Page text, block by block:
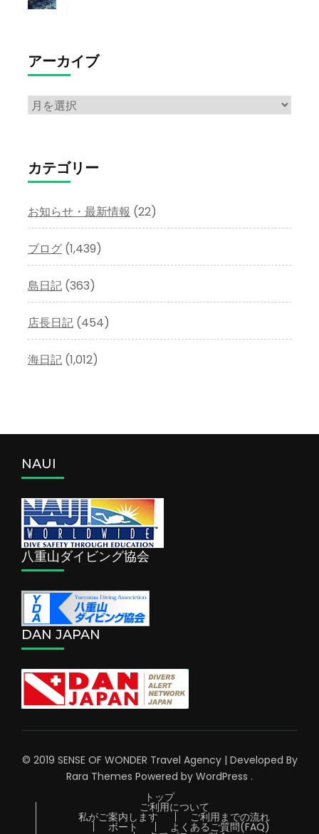
アーカイブ
ア
イ
ブ
カテゴリー
お知らせ・最新情報 (22)
ブログ (1,439)
島日記 (363)
店長日記 (454)
海日記 (1,012)
NAUI
八重山ダイビング協会
DAN JAPAN
© 2019 SENSE OF WONDER Travel Agency | Developed By
Rara Themes Powered by WordPress .
トップ
ご利用について
私がご案内します ご利用までの流れ
ボート よくあるご質問(FAQ)